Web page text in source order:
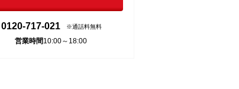
0120-717-021 通話料無料
営業時間10:00～18:00